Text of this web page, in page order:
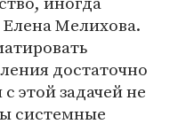
Мелихова.
достаточно
этой задачей не
системные